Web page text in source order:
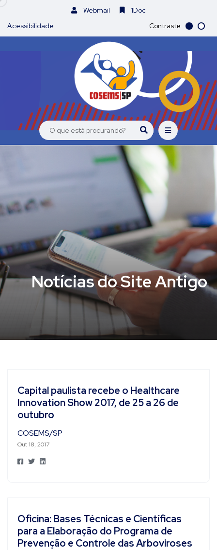
Webmail
1Doc
Acessibilidade
Contraste
Notícias do Site Antigo
Capital paulista recebe o Healthcare
Innovation Show 2017, de 25 a 26 de
outubro
COSEMS/SP
Out 18, 2017
Oficina: Bases Técnicas e Científicas
para a Elaboração do Programa de
Prevenção e Controle das Arboviroses